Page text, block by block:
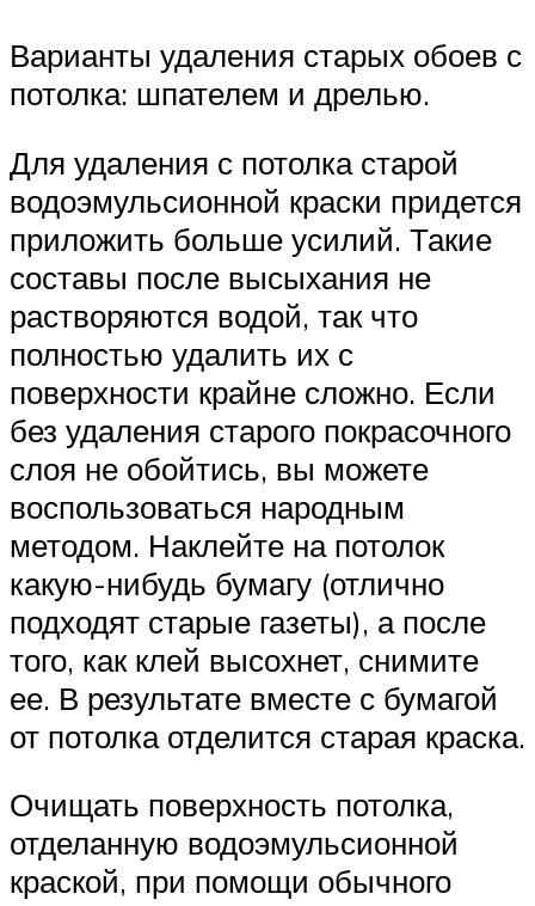
Варианты удаления старых обоев с
потолка: шпателем и дрелью.
Для удаления с потолка старой
водоэмульсионной краски придется
приложить больше усилий. Такие
составы после высыхания не
растворяются водой, так что
полностью удалить их с
поверхности крайне сложно. Если
без удаления старого покрасочного
слоя не обойтись, вы можете
воспользоваться народным
методом. Наклейте на потолок
какую-нибудь бумагу (отлично
подходят старые газеты), а после
того, как клей высохнет, снимите
ее. В результате вместе с бумагой
от потолка отделится старая краска.
Очищать поверхность потолка,
отделанную водоэмульсионной
краской, при помощи обычного